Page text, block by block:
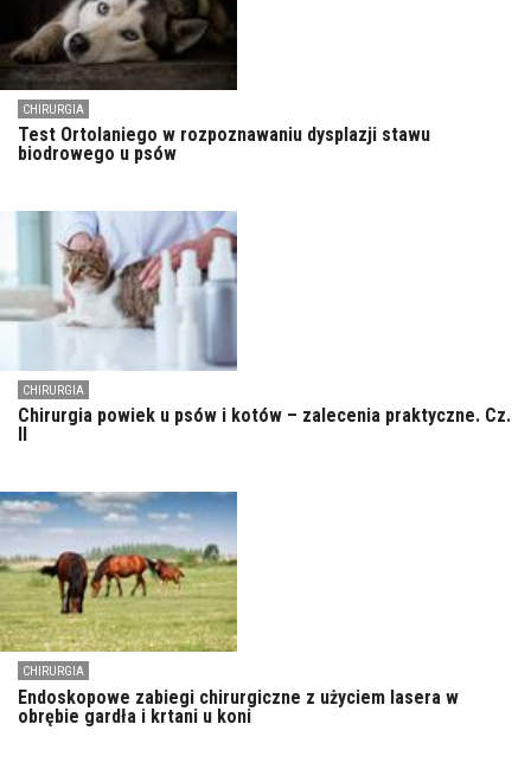
CHIRURGIA
Test Ortolaniego w rozpoznawaniu dysplazji stawu
biodrowego u psów
CHIRURGIA
Chirurgia powiek u psów i kotów – zalecenia praktyczne. Cz.
CHIRURGIA
Endoskopowe zabiegi chirurgiczne z użyciem lasera w
obrębie gardła i krtani u koni